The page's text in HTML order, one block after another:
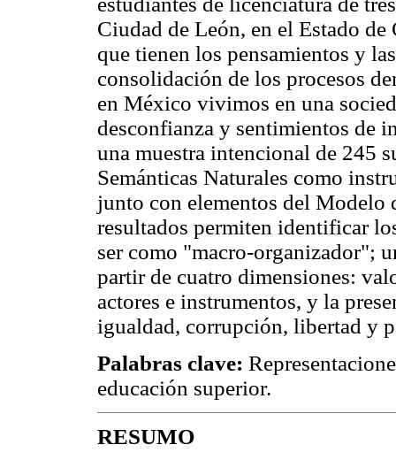
Ciudad de León, en el Estado
que tienen los pensamientos y
consolidación de los procesos
en México vivimos en una
desconfianza y sentimientos de
una muestra intencional de 245
Semánticas Naturales como
junto con elementos del Modelo
resultados permiten identificar
ser como "macro-organizador";
partir de cuatro dimensiones:
actores e instrumentos, y la
igualdad, corrupción, libertad y
Palabras clave:
educación superior.
RESUMO